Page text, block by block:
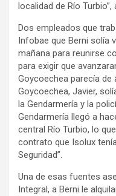
localidad de Río
Dos empleados que
Infobae que Berni solía
mañana para reunirse
para exigir que
Goycoechea parecía de
Goycoechea, Javier,
la Gendarmería y la
Gendarmería llegó a
central Río Turbio, lo
contrato que Isolux
Seguridad”.
Una de esas fuentes
Integral, a Berni le